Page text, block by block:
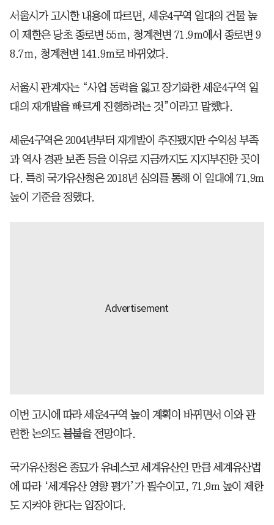
서울시가 고시한 내용에 따르면, 세운4구역 일대의 건물 높
이 제한은 당초 종로변 55ｍ, 청계천변 71.9ｍ에서 종로변 9
8.7ｍ, 청계천변 141.9ｍ로 바뀌었다.
서울시 관계자는 “사업 동력을 잃고 장기화한 세운4구역 일
대의 재개발을 빠르게 진행하려는 것”이라고 말했다.
세운4구역은 2004년부터 재개발이 추진됐지만 수익성 부족
과 역사 경관 보존 등을 이유로 지금까지도 지지부진한 곳이
다. 특히 국가유산청은 2018년 심의를 통해 이 일대에 71.9m
높이 기준을 정했다.
이번 고시에 따라 세운4구역 높이 계획이 바뀌면서 이와 관
련한 논의도 불붙을 전망이다.
국가유산청은 종묘가 유네스코 세계유산인 만큼 세계유산법
에 따라 ‘세계유산 영향 평가’가 필수이고, 71.9m 높이 제한
도 지켜야 한다는 입장이다.